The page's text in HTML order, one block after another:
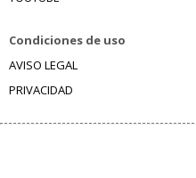
Condiciones de uso
AVISO LEGAL
PRIVACIDAD